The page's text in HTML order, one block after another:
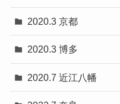
2020.3 京都
2020.3 博多
2020.7 近江八幡